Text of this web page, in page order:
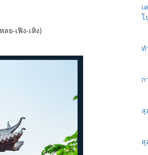
ย-เฟิง-เหิง)
เ
โ
ท
ก
สุ
สุ